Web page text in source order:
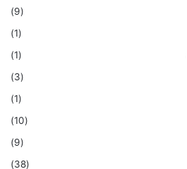
(9)
(1)
(1)
(3)
(1)
(10)
(9)
(38)